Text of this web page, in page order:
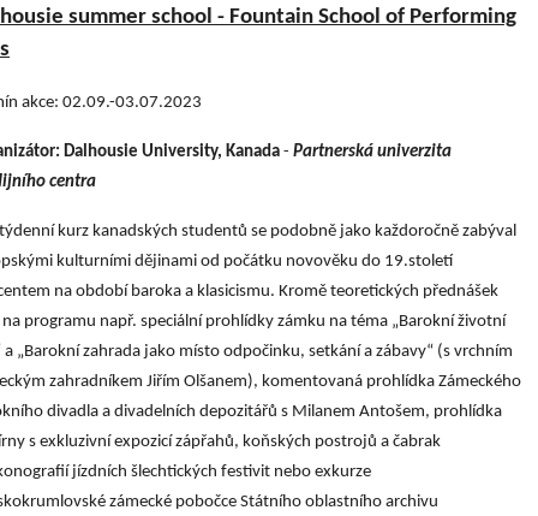
summer school - Fountain School of Performing
akce: 02.09.-03.07.2023
Dalhousie University, Kanada - Partnerská univerzita
centra
kurz kanadských studentů se podobně jako každoročně zabýval
kulturními dějinami od počátku novověku do 19.století
na období baroka a klasicismu. Kromě teoretických přednášek
programu např. speciální prohlídky zámku na téma „Barokní životní
a „Barokní zahrada jako místo odpočinku, setkání a zábavy“ (s vrchním
zahradníkem Jiřím Olšanem), komentovaná prohlídka Zámeckého
divadla a divadelních depozitářů s Milanem Antošem, prohlídka
s exkluzivní expozicí zápřahů, koňských postrojů a čabrak
jízdních šlechtických festivit nebo exkurze
zámecké pobočce Státního oblastního archivu